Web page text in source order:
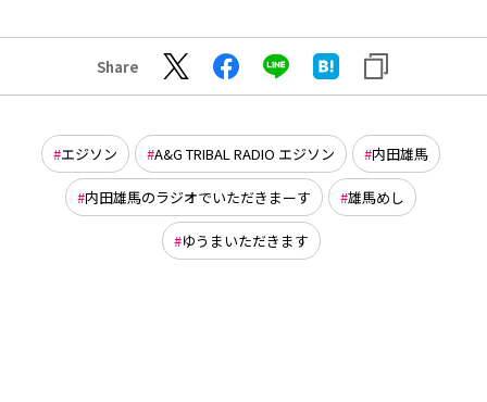
Share
エジソン A&G TRIBAL RADIO エジソン 内田雄馬
内田雄馬のラジオでいただきまーす 雄馬めし
ゆうまいただきます